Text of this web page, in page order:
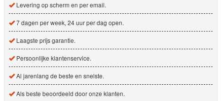
Levering op scherm en per email.
7 dagen per week, 24 uur per dag open.
Laagste prijs garantie.
Persoonlijke klantenservice.
Al jarenlang de beste en snelste.
Als beste beoordeeld door onze klanten.